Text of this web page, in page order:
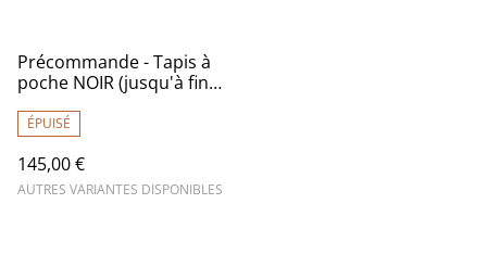
Précommande - Tapis à
poche NOIR (jusqu'à fin
ÉPUISÉ
145,00 €
AUTRES VARIANTES DISPONIBLES